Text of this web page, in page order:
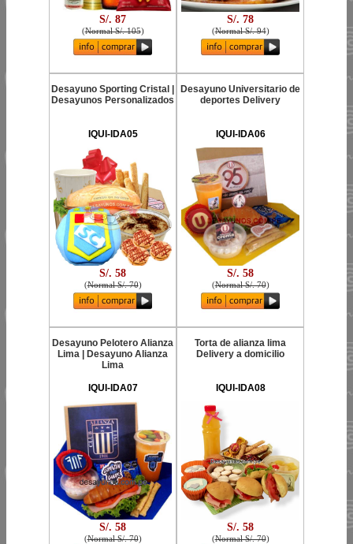
S/. 87
(Normal S/. 105)
S/. 78
(Normal S/. 94)
Desayuno Sporting Cristal |
Desayunos Personalizados
IQUI-IDA05
S/. 58
(Normal S/. 70)
Desayuno Universitario de
deportes Delivery
IQUI-IDA06
S/. 58
(Normal S/. 70)
Desayuno Pelotero Alianza
Lima | Desayuno Alianza
Lima
IQUI-IDA07
S/. 58
(Normal S/. 70)
Torta de alianza lima
Delivery a domicilio
IQUI-IDA08
S/. 58
(Normal S/. 70)